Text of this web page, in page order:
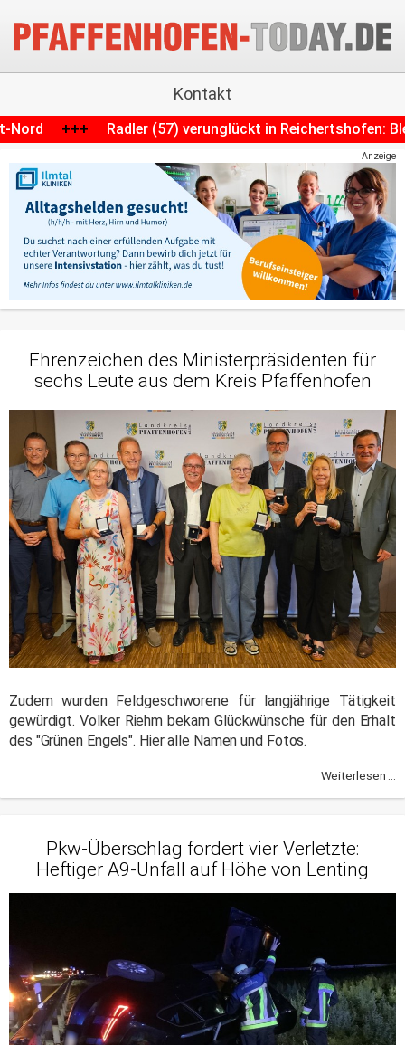
Kontakt
in Reichertshofen: Blessuren und Strafanzeige
Anzeige
Ehrenzeichen des Ministerpräsidenten für
sechs Leute aus dem Kreis Pfaffenhofen
Zudem wurden Feldgeschworene für langjährige Tätigkeit
gewürdigt. Volker Riehm bekam Glückwünsche für den Erhalt
des "Grünen Engels". Hier alle Namen und Fotos.
Weiterlesen ...
Pkw-Überschlag fordert vier Verletzte:
Heftiger A9-Unfall auf Höhe von Lenting